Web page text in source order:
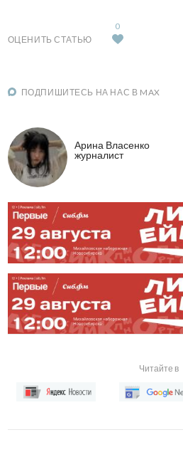
ОЦЕНИТЬ СТАТЬЮ
0
ПОДПИШИТЕСЬ НА НАС В MAX
Арина Власенко
журналист
Читайте в